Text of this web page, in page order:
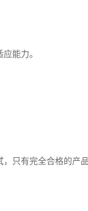
能力。
只有完全合格的产品